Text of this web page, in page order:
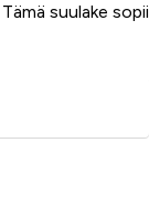
suulake sopii